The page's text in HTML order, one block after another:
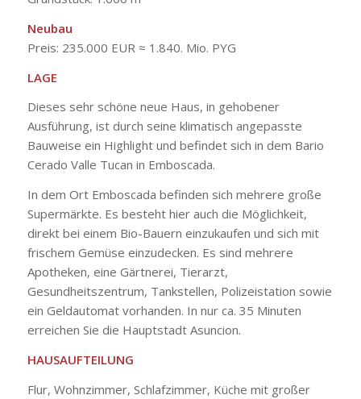
Neubau
Preis: 235.000 EUR ≈ 1.840. Mio. PYG
LAGE
Dieses sehr schöne neue Haus, in gehobener
Ausführung, ist durch seine klimatisch angepasste
Bauweise ein Highlight und befindet sich in dem Bario
Cerado Valle Tucan in Emboscada.
In dem Ort Emboscada befinden sich mehrere große
Supermärkte. Es besteht hier auch die Möglichkeit,
direkt bei einem Bio-Bauern einzukaufen und sich mit
frischem Gemüse einzudecken. Es sind mehrere
Apotheken, eine Gärtnerei, Tierarzt,
Gesundheitszentrum, Tankstellen, Polizeistation sowie
ein Geldautomat vorhanden. In nur ca. 35 Minuten
erreichen Sie die Hauptstadt Asuncion.
HAUSAUFTEILUNG
Flur, Wohnzimmer, Schlafzimmer, Küche mit großer